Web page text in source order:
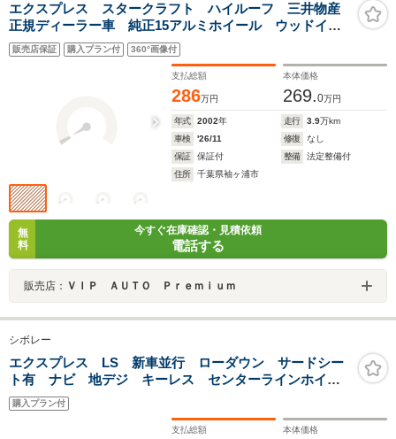
エクスプレス スタークラフト ハイルーフ 三井物産
正規ディーラー車 純正15アルミホイール ウッドイン
テリア ルーフイルミネーション ウッドコンビステア
リング 社外パナソニックSDナビTV バックカメラ ベ
ージュレザーシート Fパワーシート
販売店保証 購入プラン付 360°画像付
支払総額
286万円
本体価格
269.0万円
年式 2002年 走行 3.9万km
車検
'26/11 修復
なし
保証
保証付 整備
法定整備付
住所
千葉県袖ヶ浦市
無
料
今すぐ在庫確認・見積依頼
電話する
販売店： ＶＩＰ ＡＵＴＯ Ｐｒｅｍｉｕｍ
シボレー
エクスプレス LS 新車並行 ローダウン サードシー
ト有 ナビ 地デジ キーレス センターラインホイー
ル ETC クーパーコブラタイヤ NOxPM適合 クルコ
ン フラットシート
購入プラン付
支払総額 本体価格